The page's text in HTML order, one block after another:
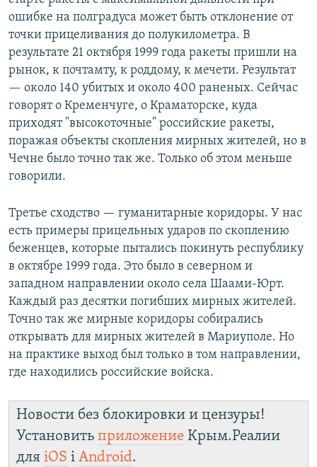
ошибке на полградуса может быть отклонение от
точки прицеливания до полукилометра. В
результате 21 октября 1999 года ракеты пришли на
рынок, к почтамту, к роддому, к мечети. Результат
— около 140 убитых и около 400 раненых. Сейчас
говорят о Кременчуге, о Краматорске, куда
приходят "высокоточные" российские ракеты,
поражая объекты скопления мирных жителей, но в
Чечне было точно так же. Только об этом меньше
говорили.
Третье сходство — гуманитарные коридоры. У нас
есть примеры прицельных ударов по скоплению
беженцев, которые пытались покинуть республику
в октябре 1999 года. Это было в северном и
западном направлении около села Шаами-Юрт.
Каждый раз десятки погибших мирных жителей.
Точно так же мирные коридоры собирались
открывать для мирных жителей в Мариуполе. Но
на практике выход был только в том направлении,
где находились российские войска.
Новости без блокировки и цензуры!
Установить приложение Крым.Реалии
для iOS і Android.